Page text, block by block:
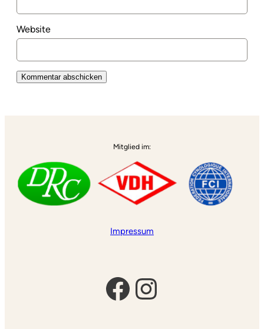
Website
Mitglied im:
Impressum
Facebook Instagram